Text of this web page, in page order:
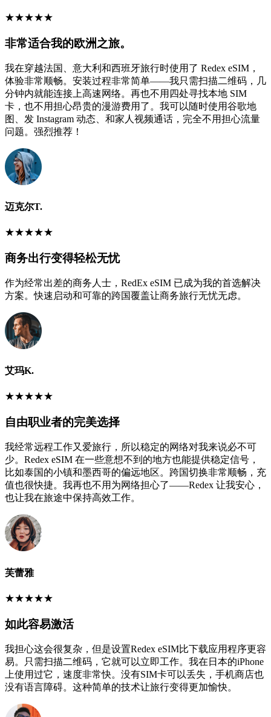
★★★★★
非常适合我的欧洲之旅。
我在穿越法国、意大利和西班牙旅行时使用了 Redex eSIM，
体验非常顺畅。安装过程非常简单——我只需扫描二维码，几
分钟内就能连接上高速网络。再也不用四处寻找本地 SIM
卡，也不用担心昂贵的漫游费用了。我可以随时使用谷歌地
图、发 Instagram 动态、和家人视频通话，完全不用担心流量
问题。强烈推荐！
迈克尔T.
★★★★★
商务出行变得轻松无忧
作为经常出差的商务人士，RedEx eSIM 已成为我的首选解决
方案。快速启动和可靠的跨国覆盖让商务旅行无忧无虑。
艾玛K.
★★★★★
自由职业者的完美选择
我经常远程工作又爱旅行，所以稳定的网络对我来说必不可
少。Redex eSIM 在一些意想不到的地方也能提供稳定信号，
比如泰国的小镇和墨西哥的偏远地区。跨国切换非常顺畅，充
值也很快捷。我再也不用为网络担心了——Redex 让我安心，
也让我在旅途中保持高效工作。
芙蕾雅
★★★★★
如此容易激活
我担心这会很复杂，但是设置Redex eSIM比下载应用程序更容
易。只需扫描二维码，它就可以立即工作。我在日本的iPhone
上使用过它，速度非常快。没有SIM卡可以丢失，手机商店也
没有语言障碍。这种简单的技术让旅行变得更加愉快。